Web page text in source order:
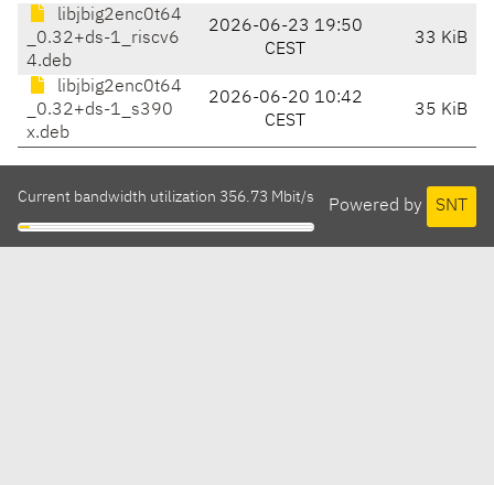
libjbig2enc0t64
_0.32+ds-1_riscv6
4.deb
2026-06-23 19:50
CEST
33 KiB
libjbig2enc0t64
_0.32+ds-1_s390
x.deb
2026-06-20 10:42
CEST
35 KiB
Powered by SNT
Current bandwidth utilization 356.73 Mbit/s